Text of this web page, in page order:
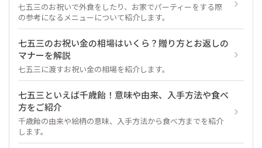
七五三のお祝いで外食をしたり、お家でパーティーをする際
の参考になるメニューについて紹介します。
七五三のお祝い金の相場はいくら？贈り方とお返しの
マナーを解説
七五三に渡すお祝い金の相場を紹介します。
七五三といえば千歳飴！意味や由来、入手方法や食べ
方をご紹介
千歳飴の由来や絵柄の意味、入手方法から食べ方までを紹介
します。